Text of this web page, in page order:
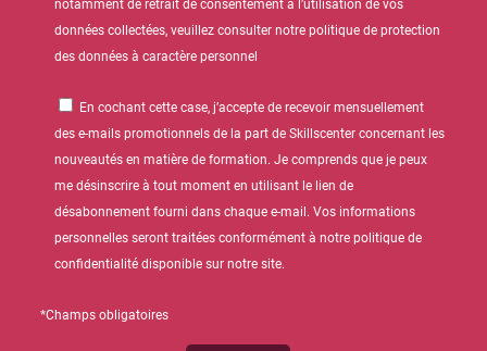
notamment de retrait de consentement à l’utilisation de vos
données collectées, veuillez consulter notre politique de protection
des données à caractère personnel
En cochant cette case, j’accepte de recevoir mensuellement
des e-mails promotionnels de la part de Skillscenter concernant les
nouveautés en matière de formation. Je comprends que je peux
me désinscrire à tout moment en utilisant le lien de
désabonnement fourni dans chaque e-mail. Vos informations
personnelles seront traitées conformément à notre politique de
confidentialité disponible sur notre site.
*Champs obligatoires